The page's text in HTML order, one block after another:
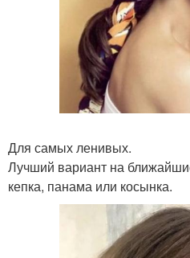
Для самых ленивых.
Лучший вариант на
кепка, панама или косынка.